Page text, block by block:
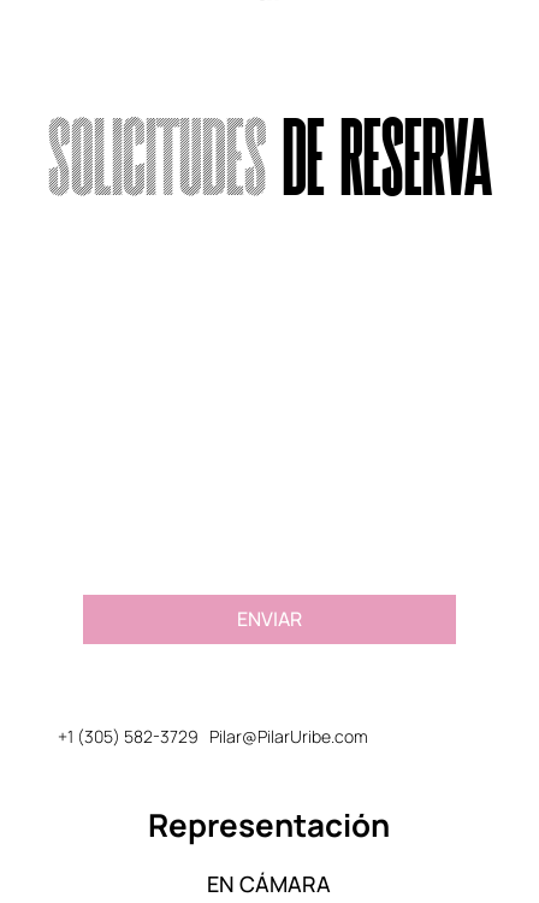
Solicitudes de reserva
ENVIAR
+1 (305) 582-3729 Pilar@PilarUribe.com
EN CÁMARA
Representación